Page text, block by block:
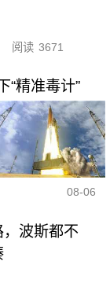
阅读 3671
“精准毒计”
08-06
波斯都不